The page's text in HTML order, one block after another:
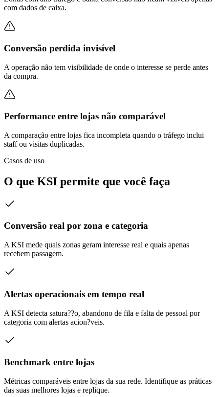
com dados de caixa.
Conversão perdida invisível
A operação não tem visibilidade de onde o interesse se perde antes
da compra.
Performance entre lojas não comparável
A comparação entre lojas fica incompleta quando o tráfego inclui
staff ou visitas duplicadas.
Casos de uso
O que KSI permite que você faça
Conversão real por zona e categoria
A KSI mede quais zonas geram interesse real e quais apenas
recebem passagem.
Alertas operacionais em tempo real
A KSI detecta satura??o, abandono de fila e falta de pessoal por
categoria com alertas acion?veis.
Benchmark entre lojas
Métricas comparáveis entre lojas da sua rede. Identifique as práticas
das suas melhores lojas e replique.